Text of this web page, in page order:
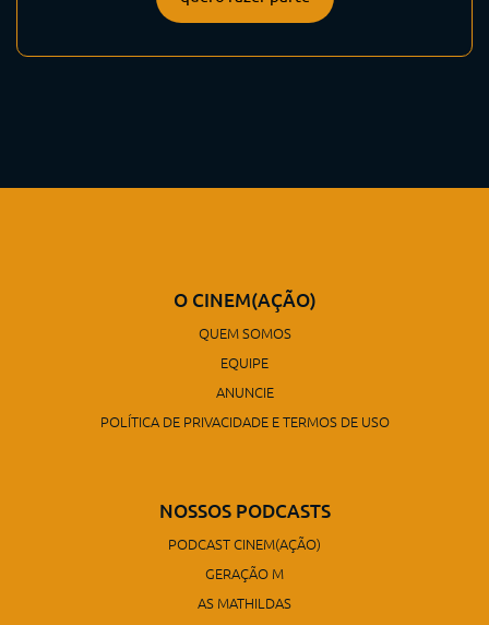
O CINEM(AÇÃO)
QUEM SOMOS
EQUIPE
ANUNCIE
POLÍTICA DE PRIVACIDADE E TERMOS DE USO
NOSSOS PODCASTS
PODCAST CINEM(AÇÃO)
GERAÇÃO M
AS MATHILDAS